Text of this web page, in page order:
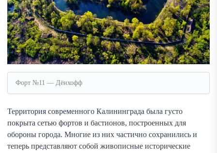
Форт №11 — Дёнхофф
Территория современного Калининграда была густо
покрыта сетью фортов и бастионов, построенных для
обороны города. Многие из них частично сохранились и
теперь представляют собой живописные исторические